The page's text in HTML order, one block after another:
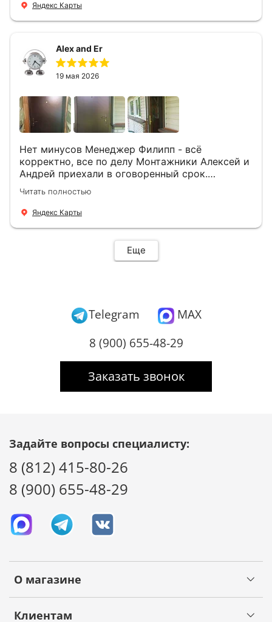
Яндекс Карты
Alex and Er
19 мая 2026
Нет минусов Менеджер Филипп - всё
корректно, все по делу Монтажники Алексей и
Андрей приехали в оговоренный срок.
Демонтировали старую дверь и установили
новую буквально за час Быстро и качественно
+ нормальные цены Всем большое спасибо
Читать полностью
Яндекс Карты
Еще
Telegram
MAX
8 (900) 655-48-29
Заказать звонок
О магазине
Клиентам
Задайте вопросы специалисту:
8 (812) 415-80-26
8 (900) 655-48-29